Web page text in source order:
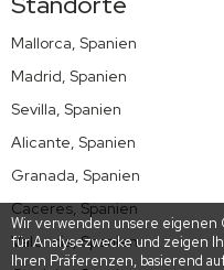
Wir verwenden unsere eigenen
für Analysezwecke und zeigen
Ihren Präferenzen, basierend
Mallorca, Spanien
Madrid, Spanien
Sevilla, Spanien
Alicante, Spanien
Granada, Spanien
Caceres, Spanien
Valencia, Spanien